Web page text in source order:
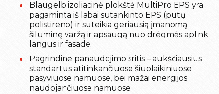
Blaugelb izoliacinė plokštė MultiPro EPS yra
pagaminta iš labai sutankinto EPS (putų
polistireno) ir suteikia geriausią įmanomą
šiluminę varžą ir apsaugą nuo drėgmės aplink
langus ir fasade.
Pagrindinė panaudojimo sritis – aukščiausius
standartus atitinkančiuose šiuolaikiniuose
pasyviuose namuose, bei mažai energijos
naudojančiuose namuose.